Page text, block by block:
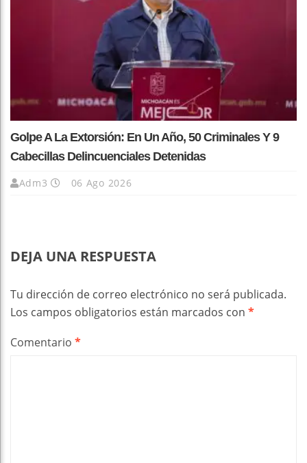
Golpe A La Extorsión: En Un Año, 50 Criminales Y 9
Cabecillas Delincuenciales Detenidas
Adm3 06 Ago 2026
DEJA UNA RESPUESTA
Tu dirección de correo electrónico no será publicada.
Los campos obligatorios están marcados con *
Comentario *